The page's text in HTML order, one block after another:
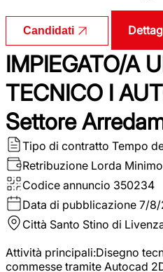
Candidati
IMPIEGATO/A
TECNICO I
Settore
Tipo di contratto Tempo
Retribuzione Lorda
Codice annuncio 350234
Data di pubblicazione 7/8/
Città Santo Stino di
Attività principali:Disegno
commesse tramite Autocad